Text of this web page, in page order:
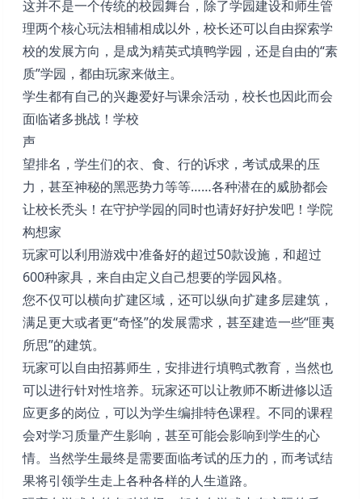
这并不是一个传统的校园舞台，除了学园建设和师生管
理两个核心玩法相辅相成以外，校长还可以自由探索学
校的发展方向，是成为精英式填鸭学园，还是自由的“素
质”学园，都由玩家来做主。
学生都有自己的兴趣爱好与课余活动，校长也因此而会
面临诸多挑战！学校
声
望排名，学生们的衣、食、行的诉求，考试成果的压
力，甚至神秘的黑恶势力等等……各种潜在的威胁都会
让校长秃头！在守护学园的同时也请好好护发吧！学院
构想家
玩家可以利用游戏中准备好的超过50款设施，和超过
600种家具，来自由定义自己想要的学园风格。
您不仅可以横向扩建区域，还可以纵向扩建多层建筑，
满足更大或者更“奇怪”的发展需求，甚至建造一些“匪夷
所思”的建筑。
玩家可以自由招募师生，安排进行填鸭式教育，当然也
可以进行针对性培养。玩家还可以让教师不断进修以适
应更多的岗位，可以为学生编排特色课程。不同的课程
会对学习质量产生影响，甚至可能会影响到学生的心
情。当然学生最终是需要面临考试的压力的，而考试结
果将引领学生走上各种各样的人生道路。